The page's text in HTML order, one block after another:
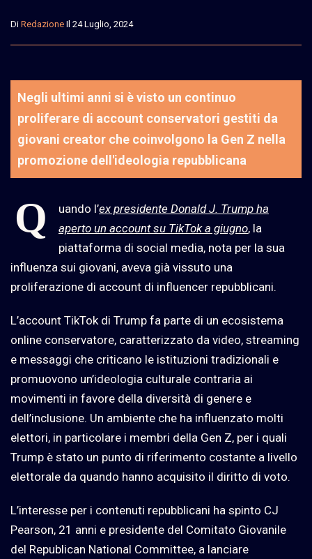
Di Redazione Il 24 Luglio, 2024
Negli ultimi anni si è visto un continuo
proliferare di account conservatori gestiti da
giovani creator che coinvolgono la Gen Z nella
promozione dell'ideologia repubblicana
Q uando l’ex presidente Donald J. Trump ha
aperto un account su TikTok a giugno, la
piattaforma di social media, nota per la sua
influenza sui giovani, aveva già vissuto una
proliferazione di account di influencer repubblicani.
L’account TikTok di Trump fa parte di un ecosistema
online conservatore, caratterizzato da video, streaming
e messaggi che criticano le istituzioni tradizionali e
promuovono un’ideologia culturale contraria ai
movimenti in favore della diversità di genere e
dell’inclusione. Un ambiente che ha influenzato molti
elettori, in particolare i membri della Gen Z, per i quali
Trump è stato un punto di riferimento costante a livello
elettorale da quando hanno acquisito il diritto di voto.
L’interesse per i contenuti repubblicani ha spinto CJ
Pearson, 21 anni e presidente del Comitato Giovanile
del Republican National Committee, a lanciare